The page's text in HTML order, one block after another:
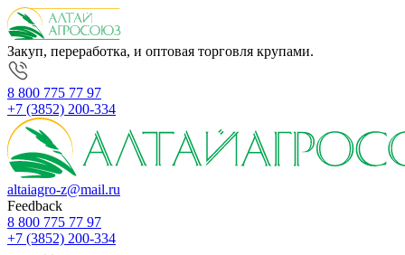
Закуп, переработка, и оптовая торговля крупами.
8 800 775 77 97
+7 (3852) 200-334
altaiagro-z@mail.ru
Feedback
8 800 775 77 97
+7 (3852) 200-334